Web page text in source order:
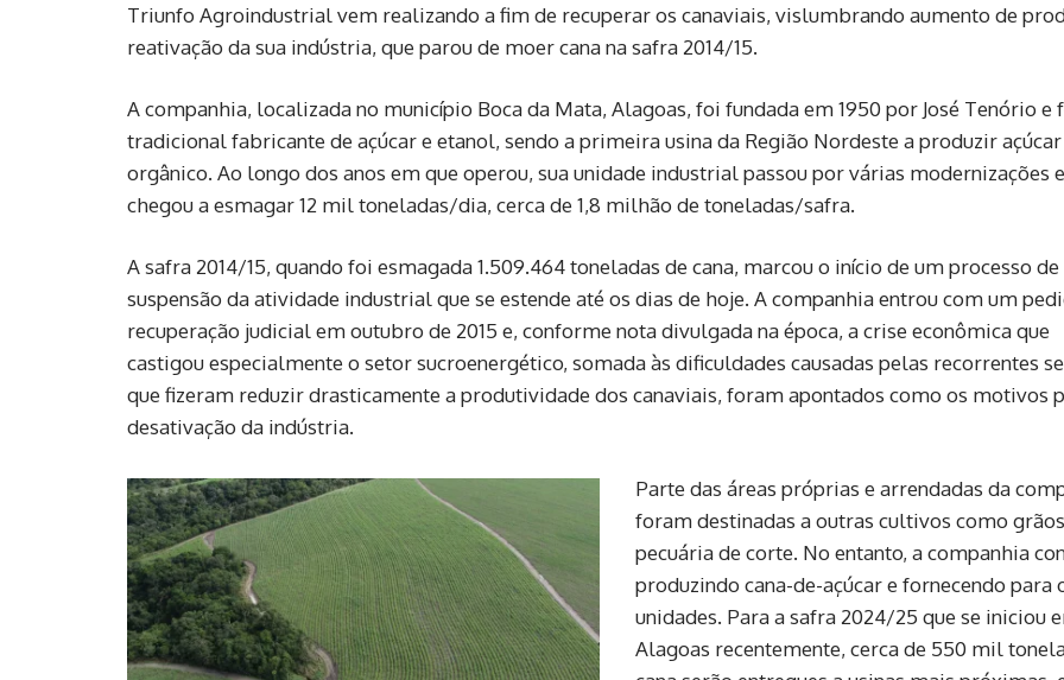
Triunfo Agroindustrial vem realizando a fim de recuperar os canaviais, vislumbrando aumento de
reativação da sua indústria, que parou de moer cana na safra 2014/15.
A companhia, localizada no município Boca da Mata, Alagoas, foi fundada em 1950 por José Tenório e
tradicional fabricante de açúcar e etanol, sendo a primeira usina da Região Nordeste a produzir açúcar
orgânico. Ao longo dos anos em que operou, sua unidade industrial passou por várias modernizações e
chegou a esmagar 12 mil toneladas/dia, cerca de 1,8 milhão de toneladas/safra.
A safra 2014/15, quando foi esmagada 1.509.464 toneladas de cana, marcou o início de um processo de
suspensão da atividade industrial que se estende até os dias de hoje. A companhia entrou com um
recuperação judicial em outubro de 2015 e, conforme nota divulgada na época, a crise econômica que
castigou especialmente o setor sucroenergético, somada às dificuldades causadas pelas recorrentes
que fizeram reduzir drasticamente a produtividade dos canaviais, foram apontados como os motivos
desativação da indústria.
Parte das áreas próprias e arrendadas da
foram destinadas a outras cultivos como
pecuária de corte. No entanto, a companhia
produzindo cana-de-açúcar e fornecendo para
unidades. Para a safra 2024/25 que se iniciou
Alagoas recentemente, cerca de 550 mil